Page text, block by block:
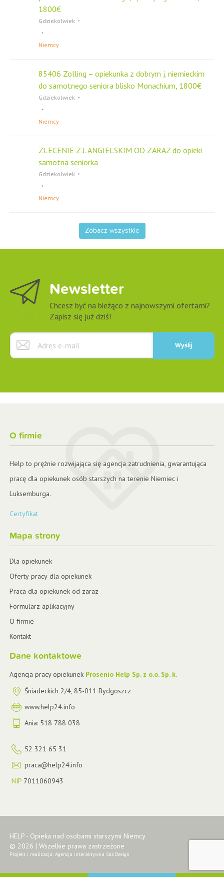
1800€
Gdziekolwiek
Niemcy
85406 Zolling – opiekunka z dobrym j. niemieckim
do samotnego seniora blisko Monachium, 1800€
Gdziekolwiek
Niemcy
ZLECENIE Z J. ANGIELSKIM OD ZARAZ do opieki
samotna seniorka
Gdziekolwiek
Niemcy
Zobacz wszystkie
Newsletter
Chcesz być na bieżąco z najnowszymi ofertami?
Zapisz się już dziś!
O firmie
Help to prężnie rozwijająca się agencja zatrudnienia, gwarantująca
pracę dla opiekunek osób starszych na terenie Niemiec i
Luksemburga.
Certyfikat
Mapa strony
Dla opiekunek
Oferty pracy dla opiekunek
Praca dla opiekunek od zaraz
Formularz aplikacyjny
O firmie
Kontakt
Dane kontaktowe
Agencja pracy opiekunek Prosenio Help Sp. z o.o. Sp. k.
Śniadeckich 2/4, 85-011 Bydgoszcz
www.help24.info
Ania: 518 788 038
52 321 65 31
praca@help24.info
NIP 7011060943
HELP - Opieka nad osobami starszymi Niemcy
© 2026 | Wszelkie prawa zastrzeżone
Projekt i realizacja:Agencja interaktywna Sas Design